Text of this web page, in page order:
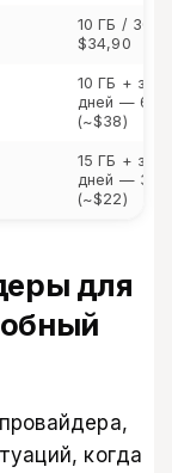
10 ГБ / 30
$34,90
10 ГБ +
дней — 699
(~$38)
15 ГБ +
дней — 399
(~$22)
для
когда